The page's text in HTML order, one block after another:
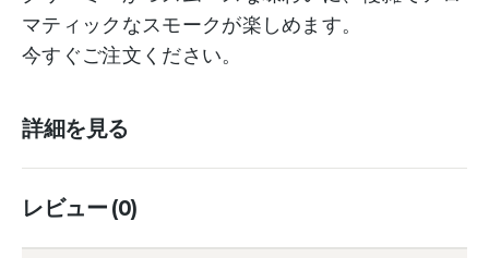
マティックなスモークが楽しめます。
今すぐご注文ください。
詳細を見る
レビュー (0)